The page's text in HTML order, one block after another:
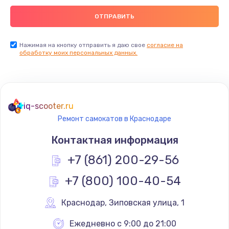
Заказать
Настройка ОС
1060 руб.
Заказать
Чистка от пыли
Нажимая на кнопку отправить я даю свое согласие на
обработку моих персональных данных.
iq-scooter.ru
Ремонт самокатов в Краснодаре
Контактная информация
+7 (861) 200-29-56
+7 (800) 100-40-54
Краснодар, Зиповская улица, 1
Ежедневно с 9:00 до 21:00